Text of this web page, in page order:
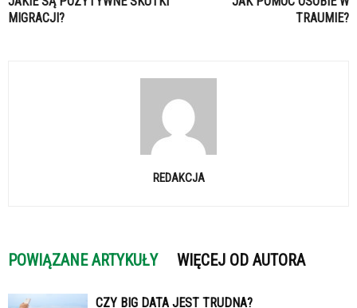
MIGRACJI?
TRAUMIE?
REDAKCJA
POWIĄZANE ARTYKUŁY WIĘCEJ OD AUTORA
CZY BIG DATA JEST TRUDNA?